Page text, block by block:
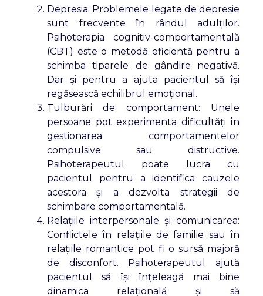
Depresia: Problemele legate de depresie
sunt frecvente în rândul adulților.
Psihoterapia cognitiv-comportamentală
(CBT) este o metodă eficientă pentru a
schimba tiparele de gândire negativă.
Dar și pentru a ajuta pacientul să își
regăsească echilibrul emoțional.
Tulburări de comportament: Unele
persoane pot experimenta dificultăți în
gestionarea comportamentelor
compulsive sau distructive.
Psihoterapeutul poate lucra cu
pacientul pentru a identifica cauzele
acestora și a dezvolta strategii de
schimbare comportamentală.
Relațiile interpersonale și comunicarea:
Conflictele în relațiile de familie sau în
relațiile romantice pot fi o sursă majoră
de disconfort. Psihoterapeutul ajută
pacientul să își înțeleagă mai bine
dinamica relațională și să